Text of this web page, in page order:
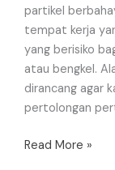
partikel
tempat kerja
yang berisiko
atau bengkel.
dirancang agar
pertolongan
Read More »